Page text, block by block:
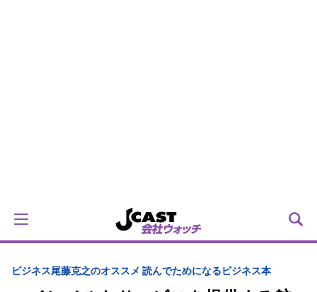
ビジネス尾藤克之のオススメ 読んでためになるビジネス本